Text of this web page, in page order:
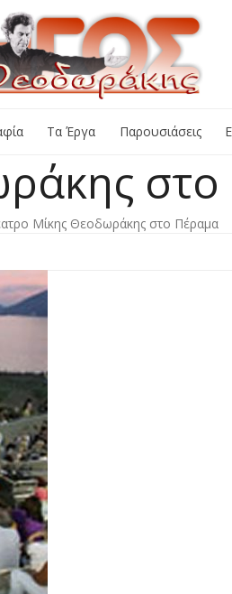
Τα Έργα Παρουσιάσεις
Μίκης Θεοδωράκης στο Πέραμα